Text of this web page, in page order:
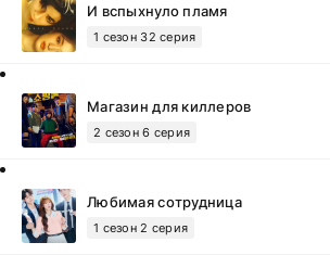
И вспыхнуло пламя
1 сезон 32 серия
Магазин для киллеров
2 сезон 6 серия
Любимая сотрудница
1 сезон 2 серия